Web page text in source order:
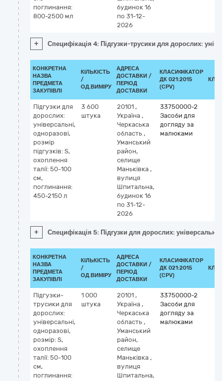
поглинання:
800-2500 мл
будинок 16
по 31-12-
2026
+ Специфікація 4: Підгузки-трусики для дорослих:
КОНКРЕТНА
НАЗВА
ПРЕДМЕТА
ЗАКУПІВЛІ
КІЛЬКІСТЬ
/
ОД.ВИМІРУ
АДРЕСА
ДОСТАВКИ /
ПЕРІОД
ДОСТАВКИ
КЛАСИФІКАТОР
ДК 021:2015
(CPV)
Підгузки для
дорослих:
універсальні,
одноразові,
розмір
підгузків: S,
охоплення
талії: 50-100
см,
поглинання:
450-2150 л
3 600
штука
20101 ,
Україна ,
Черкаська
область ,
Уманський
район,
селище
Маньківка ,
вулиця
Шпитальна,
будинок 16
по 31-12-
2026
33750000-2
Засоби для
догляду за
малюками
+ Специфікація 5: Підгузки для дорослих:
КОНКРЕТНА
НАЗВА
ПРЕДМЕТА
ЗАКУПІВЛІ
КІЛЬКІСТЬ
/
ОД.ВИМІРУ
АДРЕСА
ДОСТАВКИ /
ПЕРІОД
ДОСТАВКИ
КЛАСИФІКАТОР
ДК 021:2015
(CPV)
Підгузки-
трусики для
дорослих:
універсальні,
одноразові,
розмір: S,
охоплення
талії: 50-100
см,
поглинання:
1 000
штука
20101 ,
Україна ,
Черкаська
область ,
Уманський
район,
селище
Маньківка ,
вулиця
Шпитальна,
33750000-2
Засоби для
догляду за
малюками